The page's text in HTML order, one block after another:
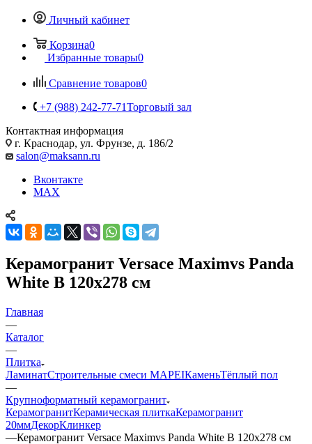
Личный кабинет
Корзина0
Избранные товары0
Сравнение товаров0
+7 (988) 242-77-71Торговый зал
Контактная информация
г. Краснодар, ул. Фрунзе, д. 186/2
salon@maksann.ru
Вконтакте
MAX
Керамогранит Versace Maximvs Panda
White B 120x278 см
Главная
—
Каталог
—
Плитка
ЛаминатСтроительные смеси MAPEIКаменьТёплый пол
—
Крупноформатный керамогранит
КерамогранитКерамическая плиткаКерамогранит
20ммДекорКлинкер
—Керамогранит Versace Maximvs Panda White B 120x278 см